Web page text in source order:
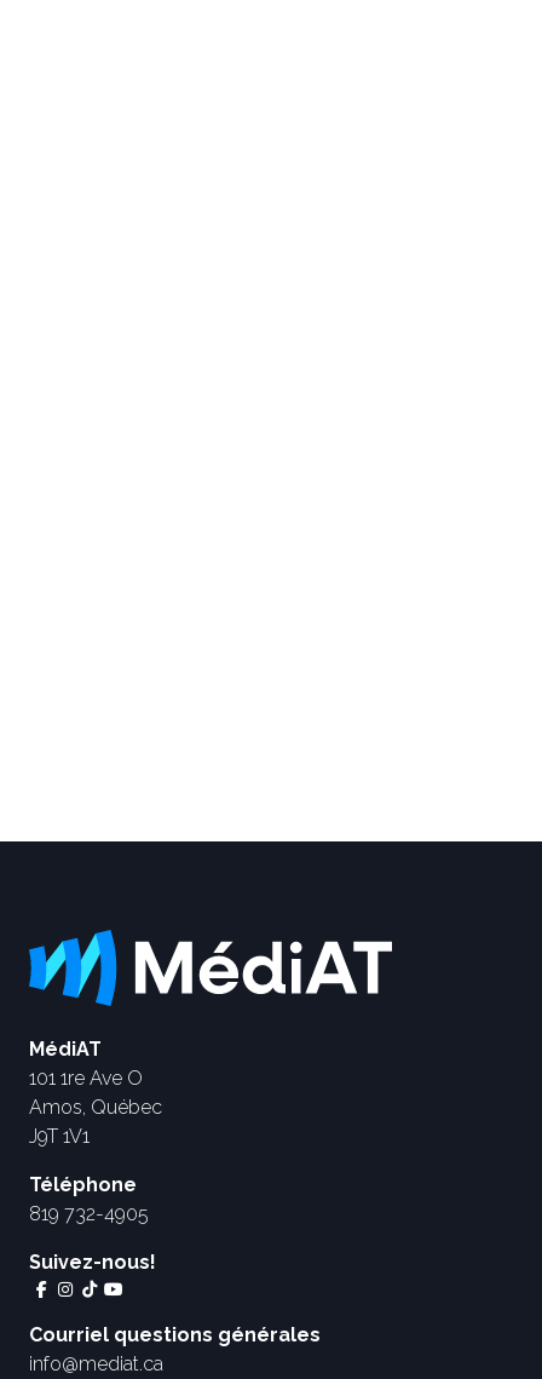
MédiAT
101 1re Ave O
Amos, Québec
J9T 1V1
Téléphone
819 732-4905
Suivez-nous!
Courriel questions générales
info@mediat.ca